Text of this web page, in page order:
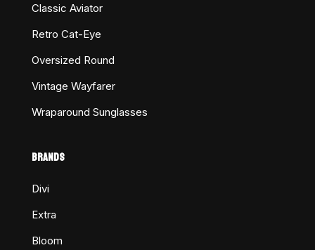
Classic Aviator
Retro Cat-Eye
Oversized Round
Vintage Wayfarer
Wraparound Sunglasses
BRANDS
Divi
Extra
Bloom